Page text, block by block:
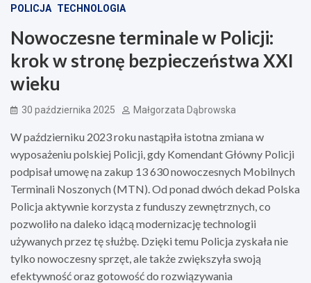
POLICJA TECHNOLOGIA
Nowoczesne terminale w Policji:
krok w stronę bezpieczeństwa XXI
wieku
30 października 2025 Małgorzata Dąbrowska
W październiku 2023 roku nastąpiła istotna zmiana w
wyposażeniu polskiej Policji, gdy Komendant Główny Policji
podpisał umowę na zakup 13 630 nowoczesnych Mobilnych
Terminali Noszonych (MTN). Od ponad dwóch dekad Polska
Policja aktywnie korzysta z funduszy zewnętrznych, co
pozwoliło na daleko idącą modernizację technologii
używanych przez tę służbę. Dzięki temu Policja zyskała nie
tylko nowoczesny sprzęt, ale także zwiększyła swoją
efektywność oraz gotowość do rozwiązywania